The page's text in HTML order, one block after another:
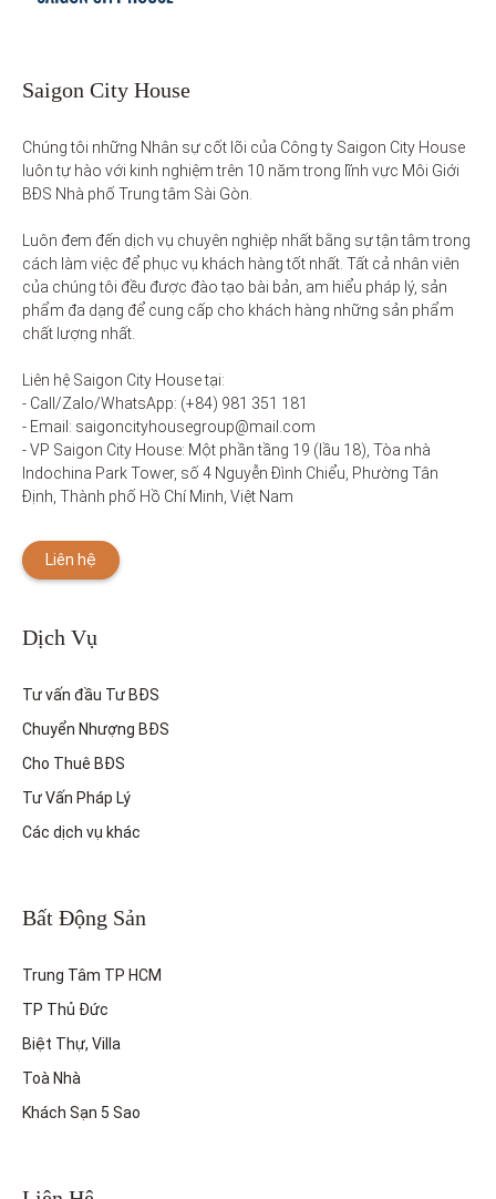
Saigon City House
Chúng tôi những Nhân sự cốt lõi của Công ty Saigon City House
luôn tự hào với kinh nghiệm trên 10 năm trong lĩnh vực Môi Giới
BĐS Nhà phố Trung tâm Sài Gòn.
Luôn đem đến dịch vụ chuyên nghiệp nhất bằng sự tận tâm trong
cách làm việc để phục vụ khách hàng tốt nhất. Tất cả nhân viên
của chúng tôi đều được đào tạo bài bản, am hiểu pháp lý, sản
phẩm đa dạng để cung cấp cho khách hàng những sản phẩm
chất lượng nhất.
Liên hệ Saigon City House tại:
- Call/Zalo/WhatsApp: (+84) 981 351 181
- Email: saigoncityhousegroup@mail.com
- VP Saigon City House: Một phần tầng 19 (lầu 18), Tòa nhà
Indochina Park Tower, số 4 Nguyễn Đình Chiểu, Phường Tân
Định, Thành phố Hồ Chí Minh, Việt Nam
Liên hệ
Dịch Vụ
Tư vấn đầu Tư BĐS
Chuyển Nhượng BĐS
Cho Thuê BĐS
Tư Vấn Pháp Lý
Các dịch vụ khác
Bất Động Sản
Trung Tâm TP HCM
TP Thủ Đức
Biệt Thự, Villa
Toà Nhà
Khách Sạn 5 Sao